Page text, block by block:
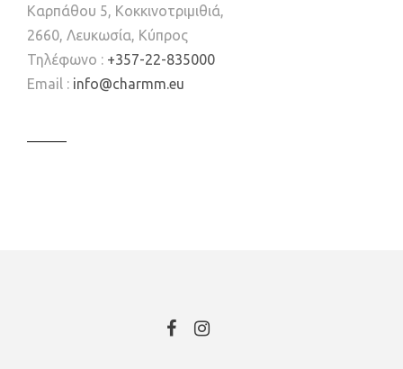
Καρπάθου 5, Κοκκινοτριμιθιά,
2660, Λευκωσία, Κύπρος
Τηλέφωνο : +357-22-835000
Email : info@charmm.eu